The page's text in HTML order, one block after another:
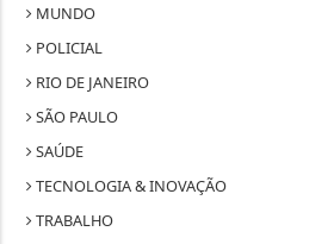
MUNDO
POLICIAL
RIO DE JANEIRO
SÃO PAULO
SAÚDE
TECNOLOGIA & INOVAÇÃO
TRABALHO